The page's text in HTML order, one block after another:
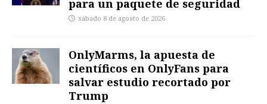
para un paquete de seguridad
sábado 8 de agosto de 2026
OnlyMarms, la apuesta de
científicos en OnlyFans para
salvar estudio recortado por
Trump